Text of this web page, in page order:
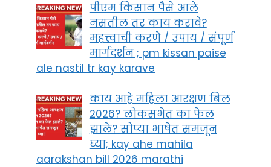
पीएम किसान पैसे आले
नसतील तर काय करावे?
महत्त्वाची करणे / उपाय / संपूर्ण
मार्गदर्शन ; pm kissan paise
ale nastil tr kay karave
काय आहे महिला आरक्षण बिल
2026? लोकसभेत का फेल
झाले? सोप्या भाषेत समजून
घ्या; kay ahe mahila
aarakshan bill 2026 marathi